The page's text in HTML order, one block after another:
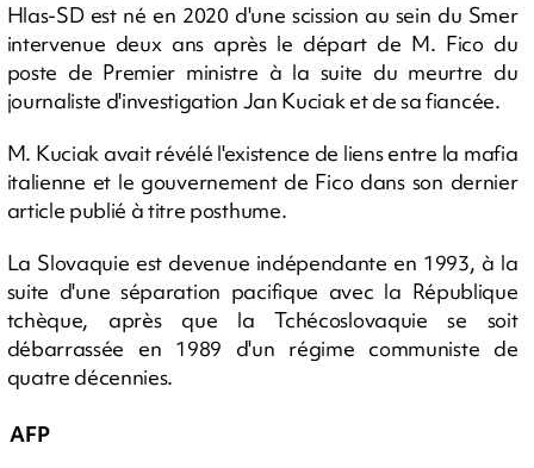
Hlas-SD est né en 2020 d'une scission au sein du Smer
intervenue deux ans après le départ de M. Fico du
poste de Premier ministre à la suite du meurtre du
journaliste d'investigation Jan Kuciak et de sa fiancée.
M. Kuciak avait révélé l'existence de liens entre la mafia
italienne et le gouvernement de Fico dans son dernier
article publié à titre posthume.
La Slovaquie est devenue indépendante en 1993, à la
suite d'une séparation pacifique avec la République
tchèque, après que la Tchécoslovaquie se soit
débarrassée en 1989 d'un régime communiste de
quatre décennies.
AFP